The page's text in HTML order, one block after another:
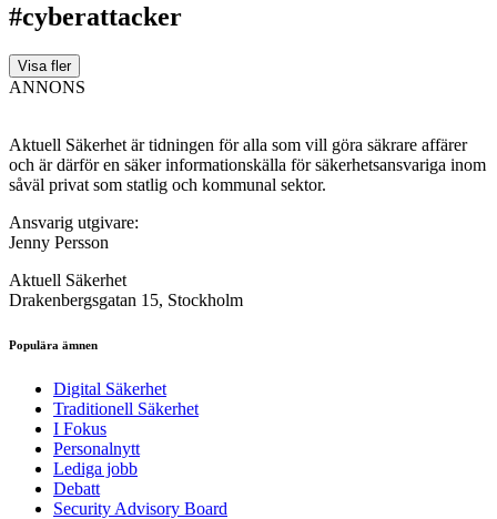
#cyberattacker
Visa fler
ANNONS
Aktuell Säkerhet är tidningen för alla som vill göra säkrare affärer
och är därför en säker informationskälla för säkerhets­ansvariga inom
såväl privat som statlig och kommunal sektor.
Ansvarig utgivare:
Jenny Persson
Aktuell Säkerhet
Drakenbergsgatan 15, Stockholm
Populära ämnen
Digital Säkerhet
Traditionell Säkerhet
I Fokus
Personalnytt
Lediga jobb
Debatt
Security Advisory Board